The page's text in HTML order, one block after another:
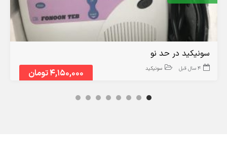
4,150,000 تومان
سونیکید در حد نو
4 سال قبل سونیکید